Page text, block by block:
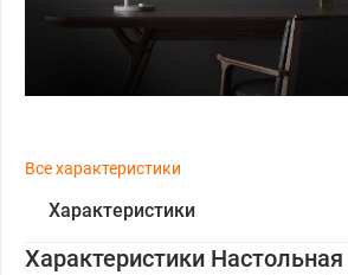
Все характеристики
Характеристики
Характеристики